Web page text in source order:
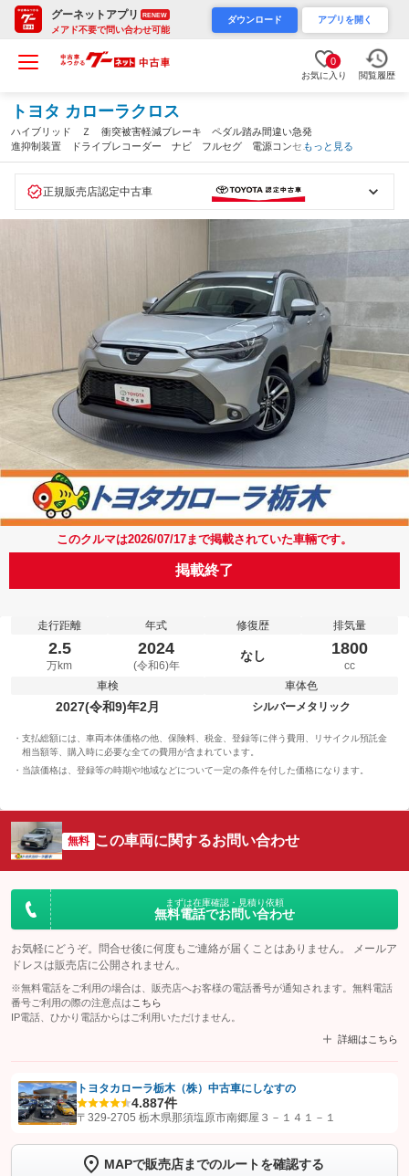
グーネットアプリ RENEW
メアド不要で問い合わせ可能
ダウンロード アプリを開く
0
お気に入り 閲覧履歴
トヨタ カローラクロス
ハイブリッド Ｚ 衝突被害軽減ブレーキ ペダル踏み間違い急発
進抑制装置 ドライブレコーダー ナビ フルセグ 電源コンセン
ト 全周囲カメラ ハンズフリーバックドア シートヒーター Ｅ
もっと見る
正規販売店認定中古車
このクルマは2026/07/17まで掲載されていた車輛です。
掲載終了
走行距離
2.5
万km
年式
2024
(令和6)年
修復歴
なし
排気量
1800
cc
車検
2027(令和9)年2月
車体色
シルバーメタリック
支払総額には、車両本体価格の他、保険料、税金、登録等に伴う費用、リサイクル預託金
相当額等、購入時に必要な全ての費用が含まれています。
当該価格は、登録等の時期や地域などについて一定の条件を付した価格になります。
無料 この車両に関するお問い合わせ
まずは在庫確認・見積り依頼
無料電話でお問い合わせ
お気軽にどうぞ。問合せ後に何度もご連絡が届くことはありません。 メールア
ドレスは販売店に公開されません。
※無料電話をご利用の場合は、販売店へお客様の電話番号が通知されます。無料電話
番号ご利用の際の注意点は こちら
IP電話、ひかり電話からはご利用いただけません。
詳細はこちら
【STEP1】認証画面でグーネットを友だち追加してから「許可する」ボタンを押
トーク画面で
ボタンをタップして問い合わせを
トヨタカローラ栃木（株）中古車にしなすの
4.887件
〒329-2705 栃木県那須塩原市南郷屋３－１４１－１
MAPで販売店までのルートを確認する